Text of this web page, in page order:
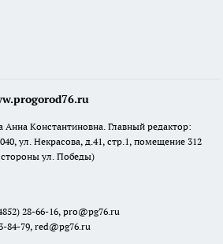
Константиновна. Главный редактор:
ул. Некрасова, д.41, стр.1, помещение 312
ул. Победы)
28-66-16, pro@pg76.ru
84-79, red@pg76.ru